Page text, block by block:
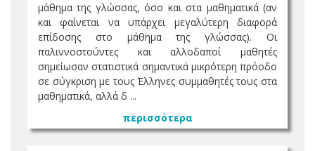
μάθημα της γλώσσας, όσο και στα μαθηματικά (αν
και φαίνεται να υπάρχει μεγαλύτερη διαφορά
επίδοσης στο μάθημα της γλώσσας). Οι
παλιννοστούντες και αλλοδαποί μαθητές
σημείωσαν στατιστικά σημαντικά μικρότερη πρόοδο
σε σύγκριση με τους Έλληνες συμμαθητές τους στα
μαθηματικά, αλλά δ ...
περισσότερα